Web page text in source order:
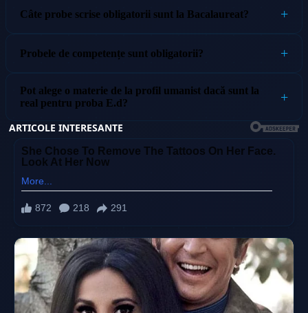
Câte probe scrise obligatorii sunt la Bacalaureat?
Probele de competențe sunt obligatorii?
Pot alege o materie de la profil umanist dacă sunt la
real pentru proba E.d?